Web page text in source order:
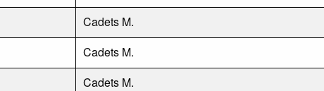
Cadets M.
Cadets M.
Cadets M.